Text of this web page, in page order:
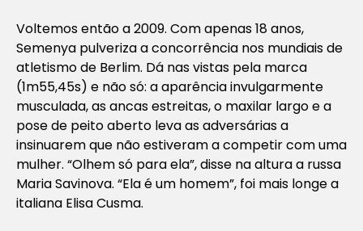
Voltemos então a 2009. Com apenas 18 anos,
Semenya pulveriza a concorrência nos mundiais de
atletismo de Berlim. Dá nas vistas pela marca
(1m55,45s) e não só: a aparência invulgarmente
musculada, as ancas estreitas, o maxilar largo e a
pose de peito aberto leva as adversárias a
insinuarem que não estiveram a competir com uma
mulher. “Olhem só para ela”, disse na altura a russa
Maria Savinova. “Ela é um homem”, foi mais longe a
italiana Elisa Cusma.